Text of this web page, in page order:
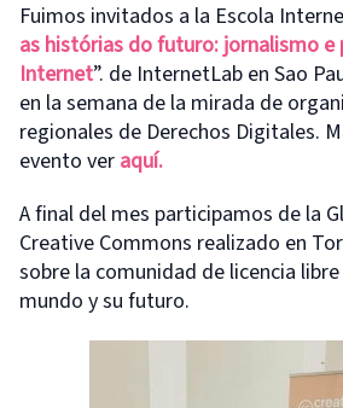
Fuimos invitados a la Escola
as histórias do futuro: jornalismo e
Internet”. de InternetLab en Sao
en la semana de la mirada de
regionales de Derechos Digitales.
evento ver aquí.
A final del mes participamos de la
Creative Commons realizado en
sobre la comunidad de licencia
mundo y su futuro.